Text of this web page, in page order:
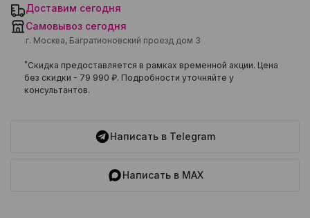
Доставим сегодня
Самовывоз сегодня
г. Москва, Багратионовский проезд дом 3
*Скидка предоставляется в рамках временной акции. Цена
без скидки - 79 990 ₽. Подробности уточняйте у
консультантов.
Написать в Telegram
Написать в MAX